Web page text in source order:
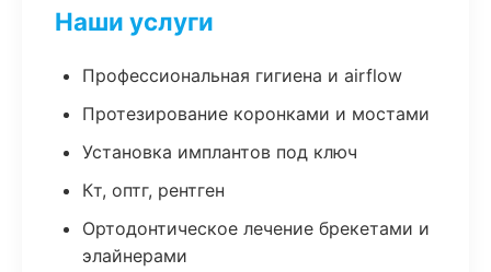
Наши услуги
Профессиональная гигиена и airflow
Протезирование коронками и мостами
Установка имплантов под ключ
Кт, оптг, рентген
Ортодонтическое лечение брекетами и
элайнерами